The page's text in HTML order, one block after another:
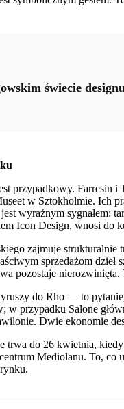
świecie
przypadkowy.
w Sztokholmie. Ich
wyraźnym sygnałem:
Icon Design, wnosi do
zajmuje
sprzedażom
pozostaje nierozwinięta.
do Rho — to
w przypadku Salone
Dwie ekonomie
trwa do 26 kwietnia,
Mediolanu. To,